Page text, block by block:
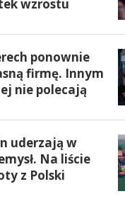
wzrostu
ponownie
firmę. Innym
nie polecają
uderzają w
Na liście
z Polski